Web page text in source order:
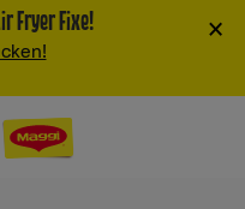
Fryer Fixe! ×